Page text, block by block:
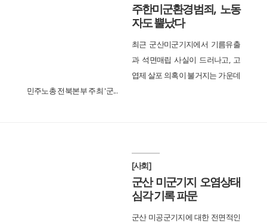
주한미군환경범죄, 노동
자도 뿔났다
최근 군산미군기지에서 기름유출
과 석면매립 사실이 드러나고, 고
엽제 살포 의혹이 불거지는 가운데
민주노총 전북본부 주최 '군...
[사회]
군산 미군기지 오염상태
심각 기록 파문
군산 미공군기지에 대한 전면적인